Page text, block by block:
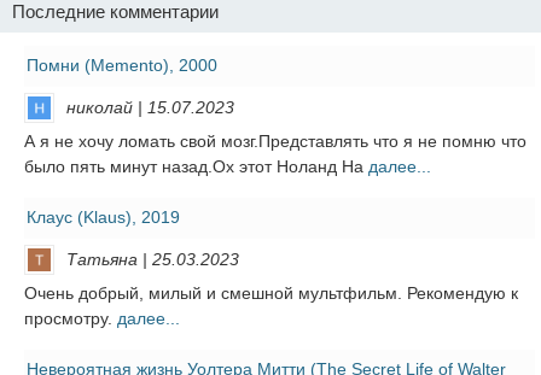
Последние комментарии
Помни (Memento), 2000
николай | 15.07.2023
А я не хочу ломать свой мозг.Представлять что я не помню что
было пять минут назад.Ох этот Ноланд На далее...
Клаус (Klaus), 2019
Татьяна | 25.03.2023
Очень добрый, милый и смешной мультфильм. Рекомендую к
просмотру. далее...
Невероятная жизнь Уолтера Митти (The Secret Life of Walter